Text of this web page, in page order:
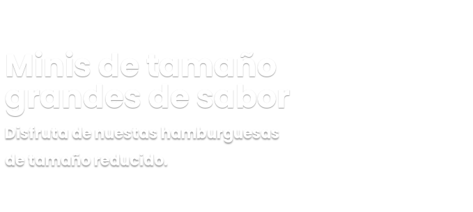
Minis de tamaño
grandes de sabor
Disfruta de nuestas hamburguesas
de tamaño reducido.